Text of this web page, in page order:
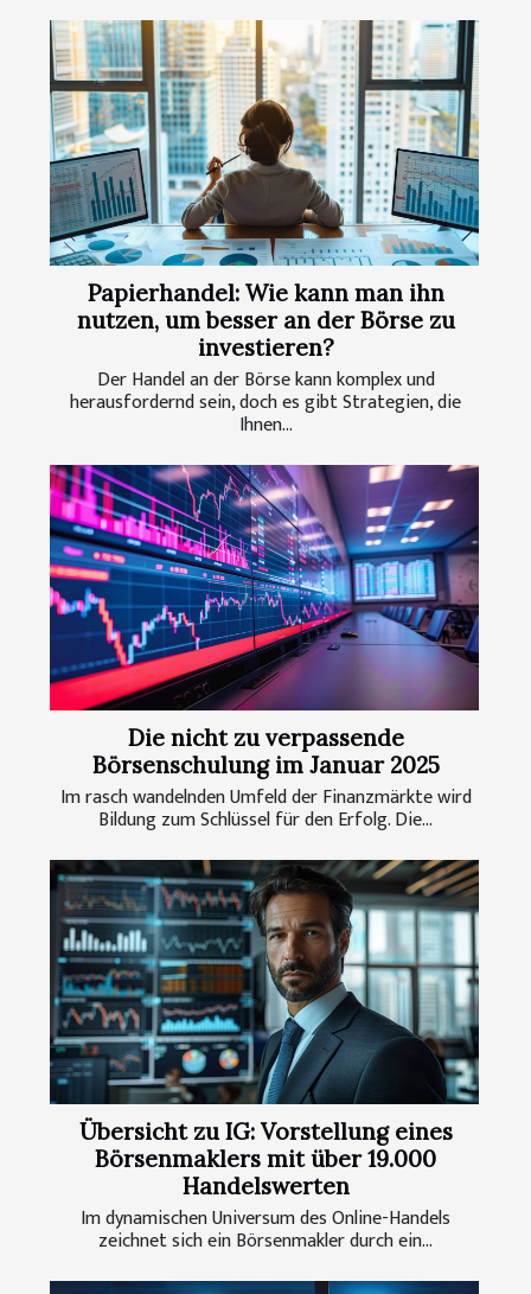
Papierhandel: Wie kann man ihn
nutzen, um besser an der Börse zu
investieren?
Der Handel an der Börse kann komplex und
herausfordernd sein, doch es gibt Strategien, die
Ihnen...
Die nicht zu verpassende
Börsenschulung im Januar 2025
Im rasch wandelnden Umfeld der Finanzmärkte wird
Bildung zum Schlüssel für den Erfolg. Die...
Übersicht zu IG: Vorstellung eines
Börsenmaklers mit über 19.000
Handelswerten
Im dynamischen Universum des Online-Handels
zeichnet sich ein Börsenmakler durch ein...